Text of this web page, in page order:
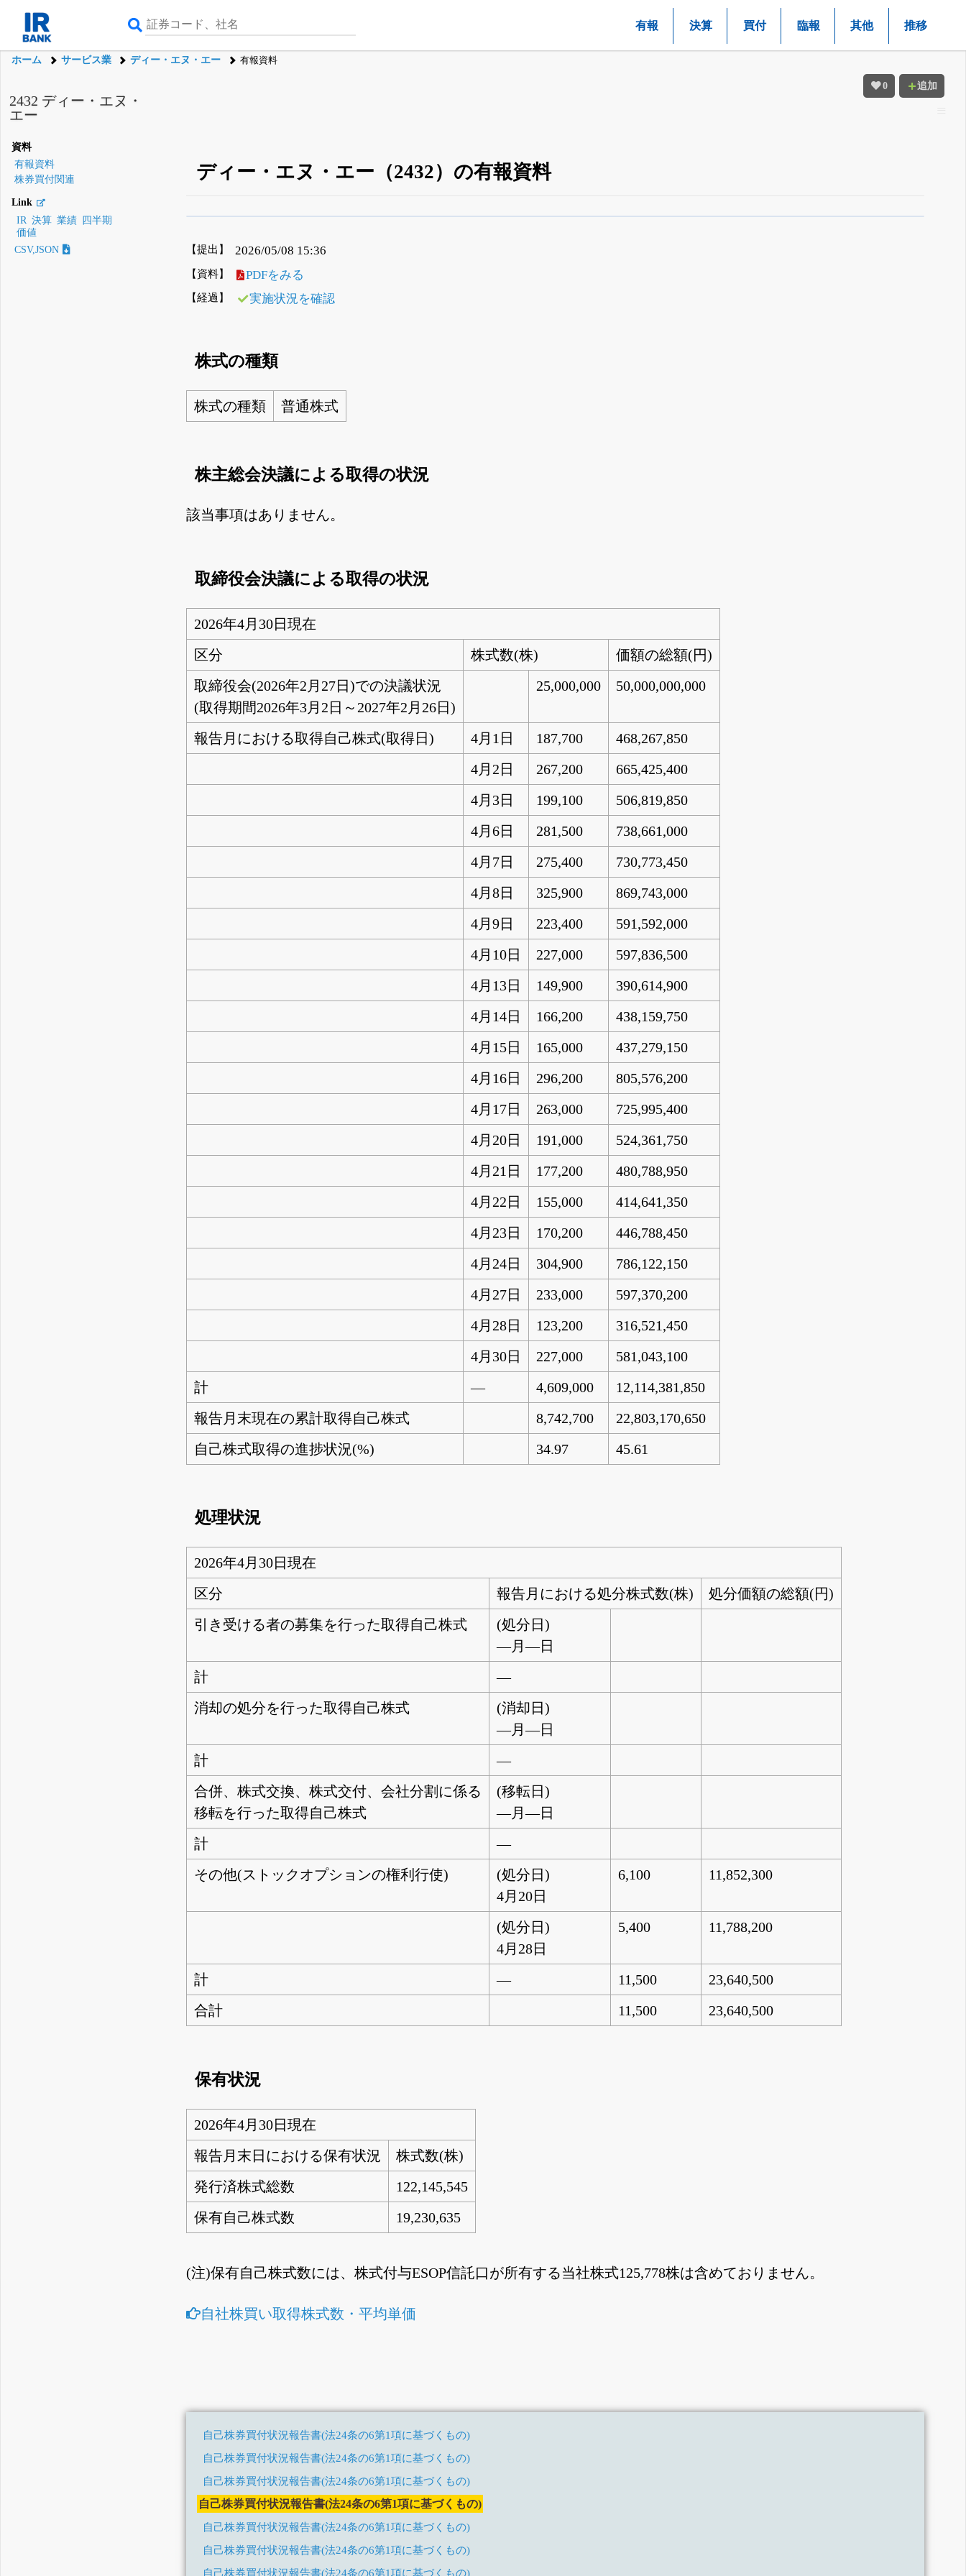
有報 決算 買付 臨報 其他 推移
ホーム サービス業 ディー・エヌ・エー 有報資料
0 追加
2432 ディー・エヌ・
エー
資料
有報資料
株券買付関連
Link
IR 決算 業績 四半期
価値
CSV,JSON
ディー・エヌ・エー（2432）の有報資料
無料でβ版をはじめる
登録すると永久30%OFFと米株版の先行利用も付きます
【提出】 2026/05/08 15:36
【資料】 PDFをみる
【経過】 実施状況を確認
株式の種類
株式の種類 普通株式
株主総会決議による取得の状況
該当事項はありません。
取締役会決議による取得の状況
2026年4月30日現在
区分
株式数(株)
価額の総額(円)
取締役会(2026年2月27日)での決議状況
(取得期間2026年3月2日～2027年2月26日)
25,000,000 50,000,000,000
報告月における取得自己株式(取得日) 4月1日 187,700
468,267,850
4月2日
267,200
665,425,400
4月3日
199,100
506,819,850
4月6日
281,500
738,661,000
4月7日
275,400
730,773,450
4月8日
325,900
869,743,000
4月9日
223,400
591,592,000
4月10日
227,000
597,836,500
4月13日
149,900
390,614,900
4月14日
166,200
438,159,750
4月15日
165,000
437,279,150
4月16日
296,200
805,576,200
4月17日
263,000
725,995,400
4月20日
191,000
524,361,750
4月21日
177,200
480,788,950
4月22日
155,000
414,641,350
4月23日
170,200
446,788,450
4月24日
304,900
786,122,150
4月27日
233,000
597,370,200
4月28日
123,200
316,521,450
4月30日
227,000
581,043,100
計
― 4,609,000
12,114,381,850
報告月末現在の累計取得自己株式
8,742,700
22,803,170,650
自己株式取得の進捗状況(%)
34.97 45.61
処理状況
2026年4月30日現在
区分
報告月における処分株式数(株)
処分価額の総額(円)
引き受ける者の募集を行った取得自己株式
(処分日)
―月―日
計
―
消却の処分を行った取得自己株式
(消却日)
―月―日
計
―
合併、株式交換、株式交付、会社分割に係る
移転を行った取得自己株式
(移転日)
―月―日
計
―
その他(ストックオプションの権利行使)
(処分日)
4月20日
6,100 11,852,300
(処分日)
4月28日
5,400 11,788,200
計 ― 11,500
23,640,500
合計
11,500 23,640,500
保有状況
2026年4月30日現在
報告月末日における保有状況
株式数(株)
発行済株式総数
122,145,545
保有自己株式数
19,230,635
(注)保有自己株式数には、株式付与ESOP信託口が所有する当社株式125,778株は含めておりません。
自社株買い取得株式数・平均単価
自己株券買付状況報告書(法24条の6第1項に基づくもの)
自己株券買付状況報告書(法24条の6第1項に基づくもの)
自己株券買付状況報告書(法24条の6第1項に基づくもの)
自己株券買付状況報告書(法24条の6第1項に基づくもの)
自己株券買付状況報告書(法24条の6第1項に基づくもの)
自己株券買付状況報告書(法24条の6第1項に基づくもの)
自己株券買付状況報告書(法24条の6第1項に基づくもの)